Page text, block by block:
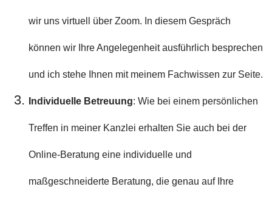
wir uns virtuell über Zoom. In diesem Gespräch
können wir Ihre Angelegenheit ausführlich besprechen
und ich stehe Ihnen mit meinem Fachwissen zur Seite.
Individuelle Betreuung: Wie bei einem persönlichen
Treffen in meiner Kanzlei erhalten Sie auch bei der
Online-Beratung eine individuelle und
maßgeschneiderte Beratung, die genau auf Ihre